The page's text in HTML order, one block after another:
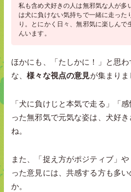
私も含め犬好きの人は無邪気な人が多
は犬に負けない気持ちで一緒に走った
り。とにかく日々、無邪気に楽しんで
んいます。
ほかにも、「たしかに！」と思
な、様々な視点の意見が集まりま
「犬に負けじと本気で走る」「
った無邪気で元気な姿は、犬好
ね。
また、「捉え方がポジティブ」
った意見には、共感する方も多
か。